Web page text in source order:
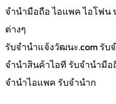
จำนำมือถือ ไอแพค ไอโฟน
ต่างๆ
รับจํานําแจ้งวัฒนะ.com รับ
จำนำสินค้าไอที รับจำนำมื
จำนำไอแพค รับจำนำก